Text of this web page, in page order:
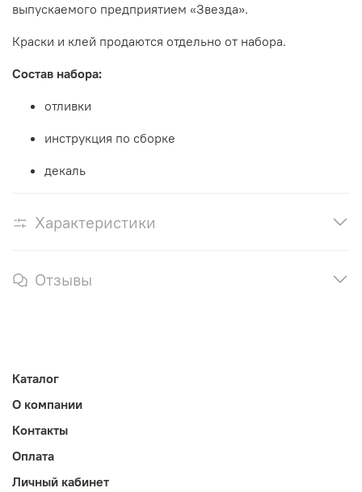
выпускаемого предприятием «Звезда».
Краски и клей продаются отдельно от набора.
Состав набора:
отливки
инструкция по сборке
декаль
Характеристики
Отзывы
Каталог
О компании
Контакты
Оплата
Личный кабинет